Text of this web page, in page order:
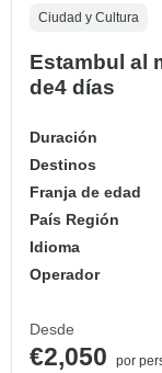
Ciudad y Cultura
Estambul al
de4 días
Duración
Destinos
Franja de edad
País Región
Idioma
Operador
Desde
€2,050
por